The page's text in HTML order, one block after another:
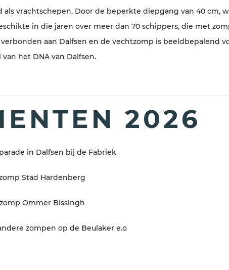
vrachtschepen. Door de beperkte diepgang van 40 cm,
in die jaren over meer dan 70 schippers, die met
aan Dalfsen en de vechtzomp is beeldbepalend
het DNA van Dalfsen.
2026
in Dalfsen bij de Fabriek
Stad Hardenberg
Ommer Bissingh
zompen op de Beulaker e.o